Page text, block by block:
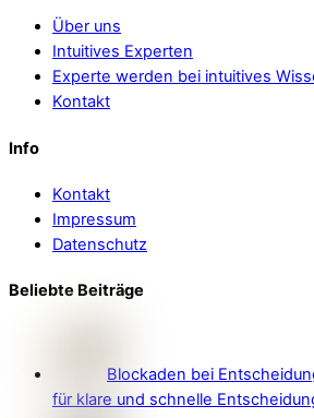
Über uns
Intuitives Experten
Experte werden bei intuitives
Kontakt
Info
Kontakt
Impressum
Datenschutz
Beliebte Beiträge
Blockaden bei
für klare und schnelle